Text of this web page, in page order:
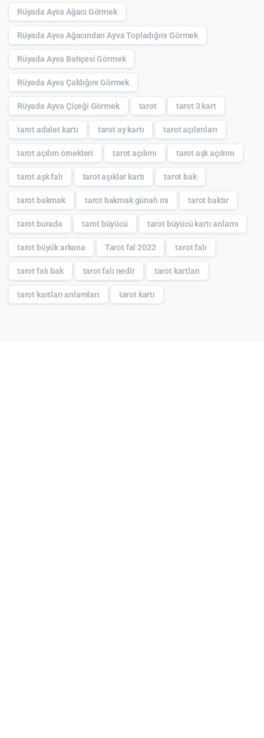
Rüyada Ayva Ağacı Görmek
Rüyada Ayva Ağacından Ayva Topladığını Görmek
Rüyada Ayva Bahçesi Görmek
Rüyada Ayva Çaldığını Görmek
Rüyada Ayva Çiçeği Görmek tarot tarot 3 kart
tarot adalet kartı tarot ay kartı tarot açılımları
tarot açılım örnekleri tarot açılımı tarot aşk açılımı
tarot aşk falı tarot aşıklar kartı tarot bak
tarot bakmak tarot bakmak günah mı tarot baktır
tarot burada tarot büyücü tarot büyücü kartı anlamı
tarot büyük arkana Tarot fal 2022 tarot falı
tarot falı bak tarot falı nedir tarot kartları
tarot kartları anlamları tarot kartı